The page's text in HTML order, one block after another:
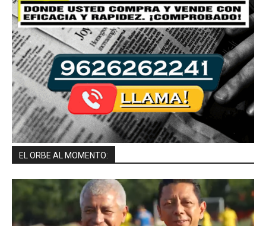
EL ORBE AL MOMENTO: